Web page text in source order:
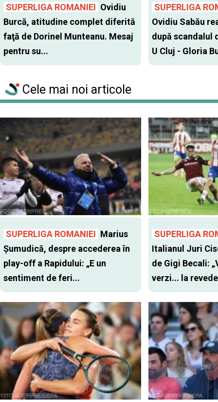
SUPERLIGA ROMANIEI Ovidiu
Burcă, atitudine complet diferită
faţă de Dorinel Munteanu. Mesaj
pentru su...
SUPERLIGA
Ovidiu Sabău
după scandalul
U Cluj - Gloria
Cele mai noi articole
SUPERLIGA ROMANIEI Marius
Șumudică, despre accederea în
play-off a Rapidului: „E un
sentiment de feri...
SUPERLIGA
Italianul Juri
de Gigi Becali:
verzi... la